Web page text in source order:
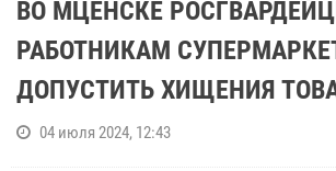
ВО МЦЕНСКЕ
РАБОТНИКАМ
ДОПУСТИТЬ ХИЩЕНИЯ
04 июля 2024, 12:43